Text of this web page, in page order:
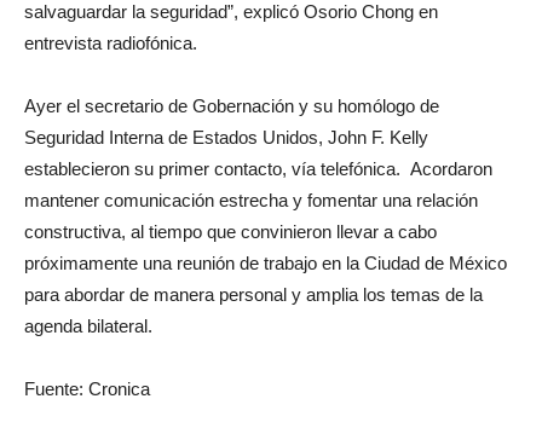
salvaguardar la seguridad”, explicó Osorio Chong en
entrevista radiofónica.
Ayer el secretario de Gobernación y su homólogo de
Seguridad Interna de Estados Unidos, John F. Kelly
establecieron su primer contacto, vía telefónica. Acordaron
mantener comunicación estrecha y fomentar una relación
constructiva, al tiempo que convinieron llevar a cabo
próximamente una reunión de trabajo en la Ciudad de México
para abordar de manera personal y amplia los temas de la
agenda bilateral.
Fuente: Cronica